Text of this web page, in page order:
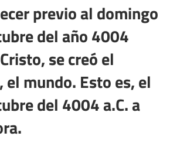
previo al domingo
del año 4004
se creó el
el mundo. Esto es, el
del 4004 a.C. a